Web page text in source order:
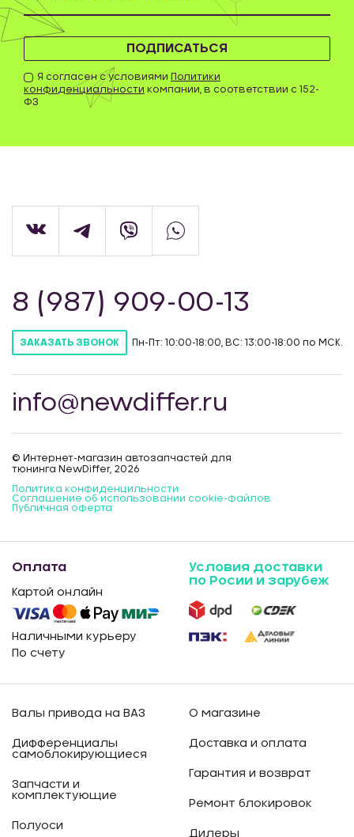
ПОДПИСАТЬСЯ
Я согласен с условиями
Политики
конфиденциальности компании, в соответствии с 152-
ФЗ
8 (987) 909-00-13
ЗАКАЗАТЬ ЗВОНОК Пн-Пт: 10:00-18:00, ВС: 13:00-18:00 по МСК.
info@newdiffer.ru
© Интернет-магазин автозапчастей для
тюнинга NewDiffer, 2026
Политика конфиденцильности
Соглашение об использовании cookie-файлов
Публичная оферта
Оплата
Картой онлайн
Наличными курьеру
По счету
Условия доставки
по Росии и зарубеж
Валы привода на ВАЗ
Дифференциалы
самоблокирующиеся
Запчасти и
комплектующие
Полуоси
О магазине
Доставка и оплата
Гарантия и возврат
Ремонт блокировок
Дилеры